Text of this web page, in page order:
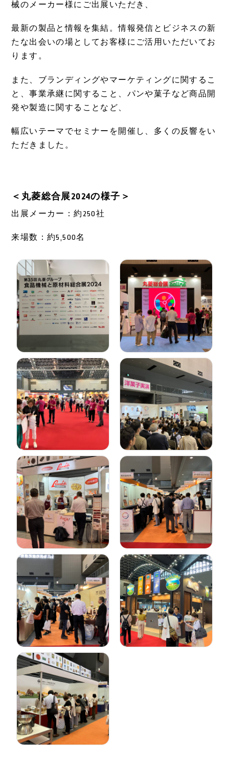
械のメーカー様にご出展いただき、
最新の製品と情報を集結。情報発信とビジネスの新
たな出会いの場としてお客様にご活用いただいてお
ります。
また、ブランディングやマーケティングに関するこ
と、事業承継に関すること、パンや菓子など商品開
発や製造に関することなど、
幅広いテーマでセミナーを開催し、多くの反響をい
ただきました。
＜丸菱総合展2024の様子＞
出展メーカー：約250社
来場数：約5,500名